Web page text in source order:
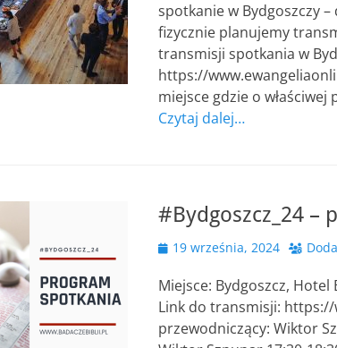
spotkanie w Bydgoszczy
fizycznie planujemy
transmisji spotkania w
https://
miejsce gdzie o
Czytaj dalej…
#Bydgoszcz_24 –
Opublikowano
19 września, 2024
Miejsce: Bydgoszcz, Hotel
Link do transmisji:
przewodniczący: Wiktor